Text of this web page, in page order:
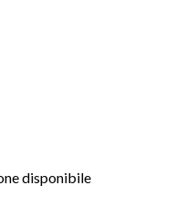
disponibile